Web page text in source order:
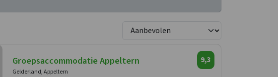
Groepsaccommodatie Appeltern
Gelderland, Appeltern
9,3